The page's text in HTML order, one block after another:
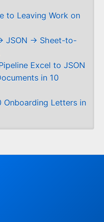
to Leaving Work on
JSON → Sheet-to-
Excel to JSON
in 10
Onboarding Letters in